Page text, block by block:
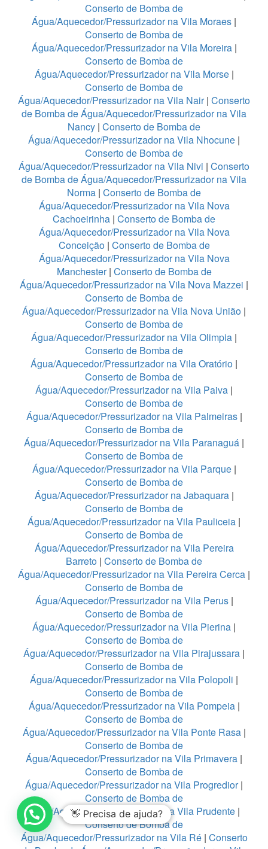
Conserto de Bomba de
Água/Aquecedor/Pressurizador na Vila Moraes |
Conserto de Bomba de
Água/Aquecedor/Pressurizador na Vila Moreira|
Conserto de Bomba de
Água/Aquecedor/Pressurizador na Vila Morse|
Conserto de Bomba de
Água/Aquecedor/Pressurizador na Vila Nair| Conserto
de Bomba de Água/Aquecedor/Pressurizador na Vila
Nancy | Conserto de Bomba de
Água/Aquecedor/Pressurizador na Vila Nhocune |
Conserto de Bomba de
Água/Aquecedor/Pressurizador na Vila Nivi | Conserto
de Bomba de Água/Aquecedor/Pressurizador na Vila
Norma | Conserto de Bomba de
Água/Aquecedor/Pressurizador na Vila Nova
Cachoeirinha | Conserto de Bomba de
Água/Aquecedor/Pressurizador na Vila Nova
Conceição| Conserto de Bomba de
Água/Aquecedor/Pressurizador na Vila Nova
Manchester| Conserto de Bomba de
Água/Aquecedor/Pressurizador na Vila Nova Mazzei |
Conserto de Bomba de
Água/Aquecedor/Pressurizador na Vila Nova União |
Conserto de Bomba de
Água/Aquecedor/Pressurizador na Vila Olimpia |
Conserto de Bomba de
Água/Aquecedor/Pressurizador na Vila Oratório |
Conserto de Bomba de
Água/Aquecedor/Pressurizador na Vila Paiva |
Conserto de Bomba de
Água/Aquecedor/Pressurizador na Vila Palmeiras|
Conserto de Bomba de
Água/Aquecedor/Pressurizador na Vila Paranaguá |
Conserto de Bomba de
Água/Aquecedor/Pressurizador na Vila Parque|
Conserto de Bomba de
Água/Aquecedor/Pressurizador na Jabaquara|
Conserto de Bomba de
Água/Aquecedor/Pressurizador na Vila Pauliceia |
Conserto de Bomba de
Água/Aquecedor/Pressurizador na Vila Pereira
Barreto | Conserto de Bomba de
Água/Aquecedor/Pressurizador na Vila Pereira Cerca |
Conserto de Bomba de
Água/Aquecedor/Pressurizador na Vila Perus|
Conserto de Bomba de
Água/Aquecedor/Pressurizador na Vila Pierina |
Conserto de Bomba de
Água/Aquecedor/Pressurizador na Vila Pirajussara |
Conserto de Bomba de
Água/Aquecedor/Pressurizador na Vila Polopoli |
Conserto de Bomba de
Água/Aquecedor/Pressurizador na Vila Pompeia|
Conserto de Bomba de
Água/Aquecedor/Pressurizador na Vila Ponte Rasa|
Conserto de Bomba de
Água/Aquecedor/Pressurizador na Vila Primavera |
Conserto de Bomba de
Água/Aquecedor/Pressurizador na Vila Progredior|
Conserto de Bomba de
Água/Aquecedor/Pressurizador na Vila Prudente |
Conserto de Bomba de
Água/Aquecedor/Pressurizador na Vila Ré| Conserto
👋 Precisa de ajuda?